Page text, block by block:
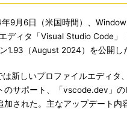
9月6日（米国時間）、
ディタ「Visual Studio Code」
1.93（August 2024）を公開し
新しいプロファイルエディタ
のサポート、「vscode.dev」
加された。主なアップデート内